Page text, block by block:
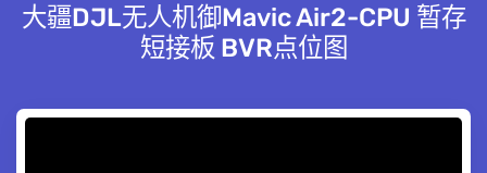
大疆DJL无人机御Mavic Air2-CPU 暂存
短接板 BVR点位图